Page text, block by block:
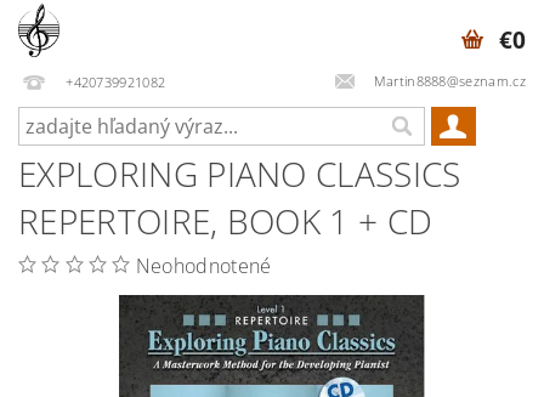
+420739921082 Martin8888@seznam.cz
€0
EXPLORING PIANO CLASSICS
REPERTOIRE, BOOK 1 + CD
Neohodnotené